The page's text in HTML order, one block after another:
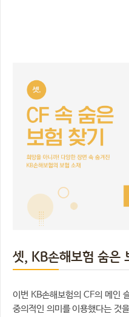
셋, KB손해보험 숨은
이번 KB손해보험의 CF의 메인
중의적인 의미를 이용했다는 것